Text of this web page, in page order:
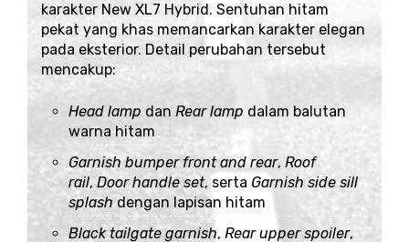
karakter New XL7 Hybrid. Sentuhan hitam
pekat yang khas memancarkan karakter elegan
pada eksterior. Detail perubahan tersebut
mencakup:
Head lamp dan Rear lamp dalam balutan
warna hitam
Garnish bumper front and rear, Roof
rail,Door handle set, serta Garnish side sill
splashdengan lapisan hitam
Black tailgate garnish, Rear upper spoiler,